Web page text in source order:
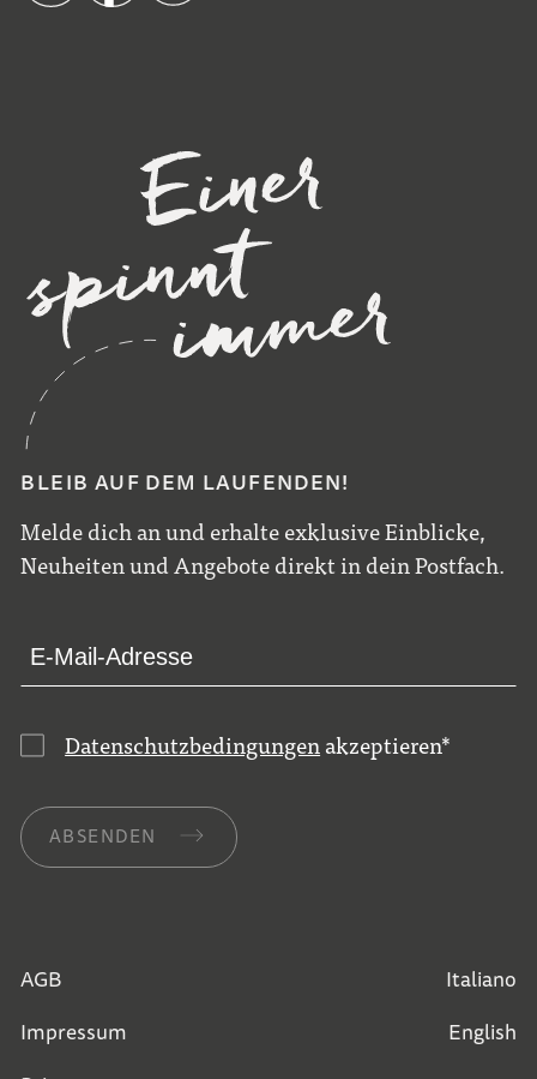
BLEIB AUF DEM LAUFENDEN!
Melde dich an und erhalte exklusive Einblicke,
Neuheiten und Angebote direkt in dein Postfach.
Datenschutzbedingungen akzeptieren*
ABSENDEN
AGB
Impressum
Italiano
English